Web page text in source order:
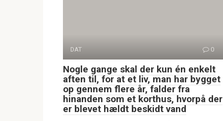
DAT 0
Nogle gange skal der kun én enkelt
aften til, for at et liv, man har bygget
op gennem flere år, falder fra
hinanden som et korthus, hvorpå der
er blevet hældt beskidt vand